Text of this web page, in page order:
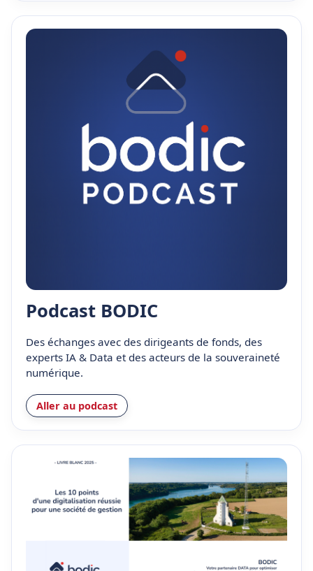
Podcast BODIC
Des échanges avec des dirigeants de fonds, des
experts IA & Data et des acteurs de la souveraineté
numérique.
Aller au podcast